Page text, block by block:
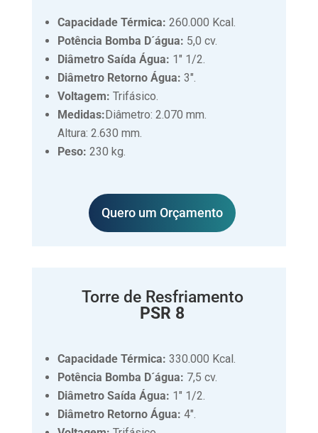
Capacidade Térmica: 260.000 Kcal.
Potência Bomba D´água: 5,0 cv.
Diâmetro Saída Água: 1″ 1/2.
Diâmetro Retorno Água: 3″.
Voltagem: Trifásico.
Medidas: Diâmetro: 2.070 mm.
Altura: 2.630 mm.
Peso: 230 kg.
Quero um Orçamento
Torre de Resfriamento
PSR 8
Capacidade Térmica: 330.000 Kcal.
Potência Bomba D´água: 7,5 cv.
Diâmetro Saída Água: 1″ 1/2.
Diâmetro Retorno Água: 4″.